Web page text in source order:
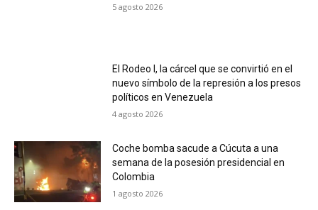
5 agosto 2026
El Rodeo I, la cárcel que se convirtió en el
nuevo símbolo de la represión a los presos
políticos en Venezuela
4 agosto 2026
Coche bomba sacude a Cúcuta a una
semana de la posesión presidencial en
Colombia
1 agosto 2026